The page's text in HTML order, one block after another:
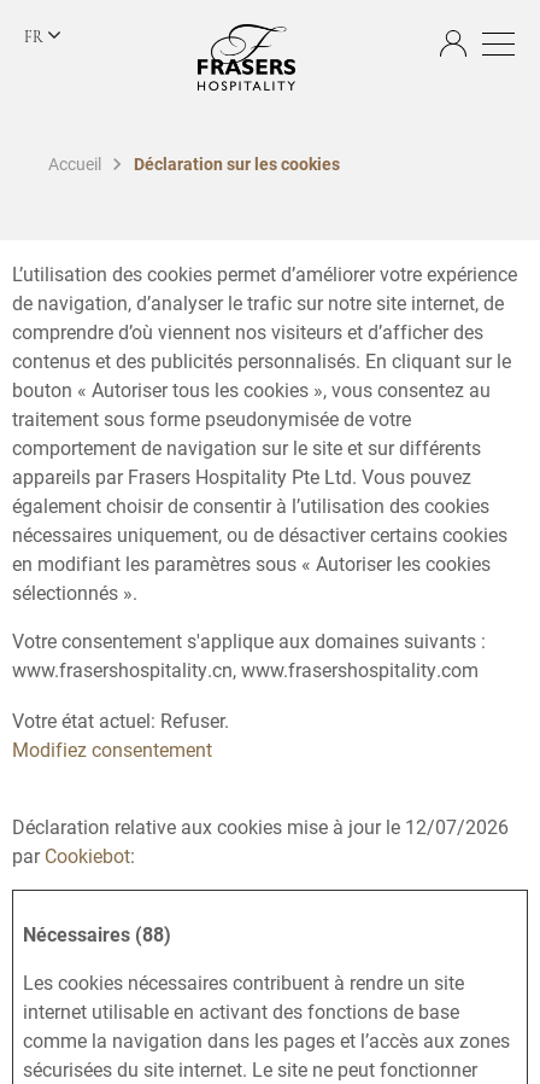
FR
Accueil Déclaration sur les cookies
L’utilisation des cookies permet d’améliorer votre expérience
de navigation, d’analyser le trafic sur notre site internet, de
comprendre d’où viennent nos visiteurs et d’afficher des
contenus et des publicités personnalisés. En cliquant sur le
bouton « Autoriser tous les cookies », vous consentez au
traitement sous forme pseudonymisée de votre
comportement de navigation sur le site et sur différents
appareils par Frasers Hospitality Pte Ltd. Vous pouvez
également choisir de consentir à l’utilisation des cookies
nécessaires uniquement, ou de désactiver certains cookies
en modifiant les paramètres sous « Autoriser les cookies
sélectionnés ».
Votre consentement s'applique aux domaines suivants :
www.frasershospitality.cn, www.frasershospitality.com
Votre état ​​actuel: Refuser.
Modifiez consentement
Déclaration relative aux cookies mise à jour le 12/07/2026
parCookiebot:
Nécessaires (88)
Les cookies nécessaires contribuent à rendre un site
internet utilisable en activant des fonctions de base
comme la navigation dans les pages et l’accès aux zones
sécurisées du site internet. Le site ne peut fonctionner